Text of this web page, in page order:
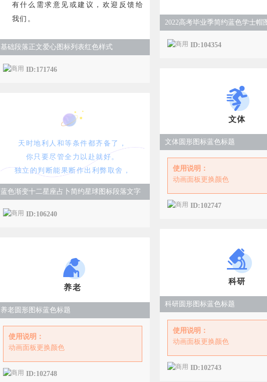
有什么需求意见或建议，欢迎反馈给
我们。
基础段落正文爱心图标列表红色样式
ID:171746
天时地利人和等条件都齐备了，
你只要尽管全力以赴就好。
独立的判断能果断作出利弊取舍，
蓝色渐变十二星座占卜简约星球图标段落文字
ID:106240
养老
养老圆形图标蓝色标题
使用说明：
动画面板更换颜色
ID:102748
ID:104354
文体
文体圆形图标蓝色标题
使用说明：
动画面板更换颜色
ID:102747
科研
科研圆形图标蓝色标题
使用说明：
动画面板更换颜色
ID:102743